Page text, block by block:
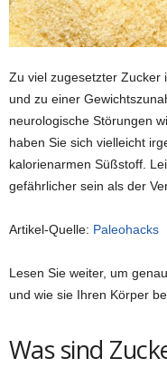
Zu viel zugesetzter Zucker
und zu einer
neurologische Störungen
haben Sie sich vielleicht
kalorienarmen Süßstoff.
gefährlicher sein als der
Artikel-Quelle: Paleohacks
Lesen Sie weiter, um
und wie sie Ihren Körper
Was sind